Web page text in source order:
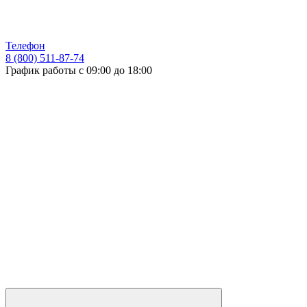
Телефон
8 (800) 511-87-74
График работы с 09:00 до 18:00